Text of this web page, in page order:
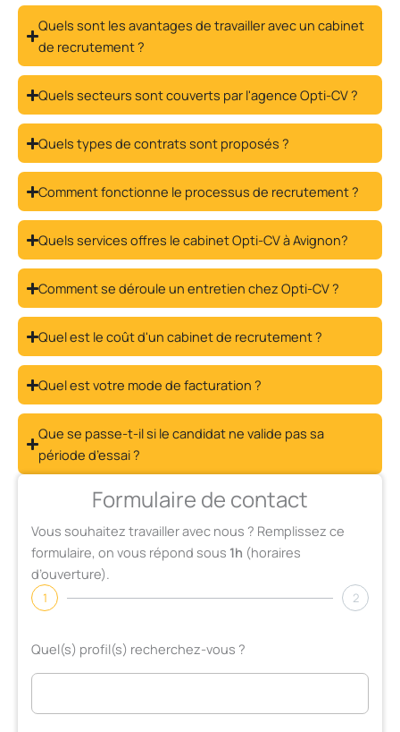
Quels sont les avantages de travailler avec un cabinet
de recrutement ?
Quels secteurs sont couverts par l'agence Opti-CV ?
Quels types de contrats sont proposés ?
Comment fonctionne le processus de recrutement ?
Quels services offres le cabinet Opti-CV à Avignon?
Comment se déroule un entretien chez Opti-CV ?
Quel est le coût d'un cabinet de recrutement ?
Quel est votre mode de facturation ?
Que se passe-t-il si le candidat ne valide pas sa
période d’essai ?
Formulaire de contact
Vous souhaitez travailler avec nous ? Remplissez ce
formulaire, on vous répond sous 1h (horaires
d’ouverture).
1 2
Quel(s) profil(s) recherchez-vous ?